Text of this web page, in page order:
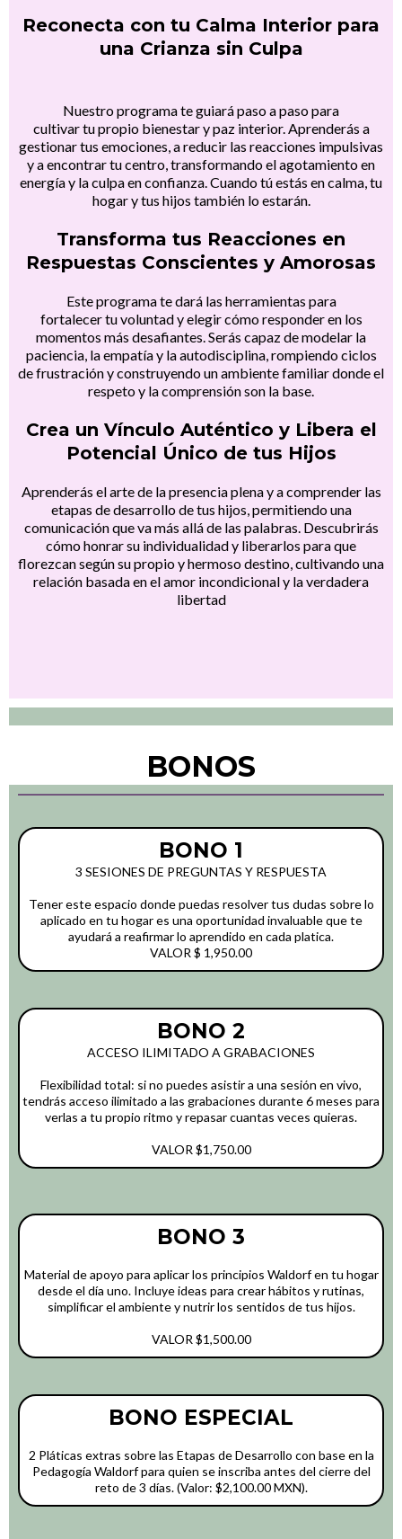
Reconecta con tu Calma Interior para
una Crianza sin Culpa
Nuestro programa te guiará paso a paso para
cultivar tu propio bienestar y paz interior. Aprenderás a
gestionar tus emociones, a reducir las reacciones impulsivas
y a encontrar tu centro, transformando el agotamiento en
energía y la culpa en confianza. Cuando tú estás en calma, tu
hogar y tus hijos también lo estarán.
Transforma tus Reacciones en
Respuestas Conscientes y Amorosas
Este programa te dará las herramientas para
fortalecer tu voluntad y elegir cómo responder en los
momentos más desafiantes. Serás capaz de modelar la
paciencia, la empatía y la autodisciplina, rompiendo ciclos
de frustración y construyendo un ambiente familiar donde el
respeto y la comprensión son la base.
Crea un Vínculo Auténtico y Libera el
Potencial Único de tus Hijos
Aprenderás el arte de la presencia plena y a comprender las
etapas de desarrollo de tus hijos, permitiendo una
comunicación que va más allá de las palabras. Descubrirás
cómo honrar su individualidad y liberarlos para que
florezcan según su propio y hermoso destino, cultivando una
relación basada en el amor incondicional y la verdadera
libertad
BONOS
BONO 1
3 SESIONES DE PREGUNTAS Y RESPUESTA
Tener este espacio donde puedas resolver tus dudas sobre lo
aplicado en tu hogar es una oportunidad invaluable que te
ayudará a reafirmar lo aprendido en cada platica.
VALOR $ 1,950.00
BONO 2
ACCESO ILIMITADO A GRABACIONES
Flexibilidad total: si no puedes asistir a una sesión en vivo,
tendrás acceso ilimitado a las grabaciones durante 6 meses para
verlas a tu propio ritmo y repasar cuantas veces quieras.
VALOR $1,750.00
BONO 3
Material de apoyo para aplicar los principios Waldorf en tu hogar
desde el día uno. Incluye ideas para crear hábitos y rutinas,
simplificar el ambiente y nutrir los sentidos de tus hijos.
VALOR $1,500.00
BONO ESPECIAL
2 Pláticas extras sobre las Etapas de Desarrollo con base en la
Pedagogía Waldorf para quien se inscriba antes del cierre del
reto de 3 días. (Valor: $2,100.00 MXN).